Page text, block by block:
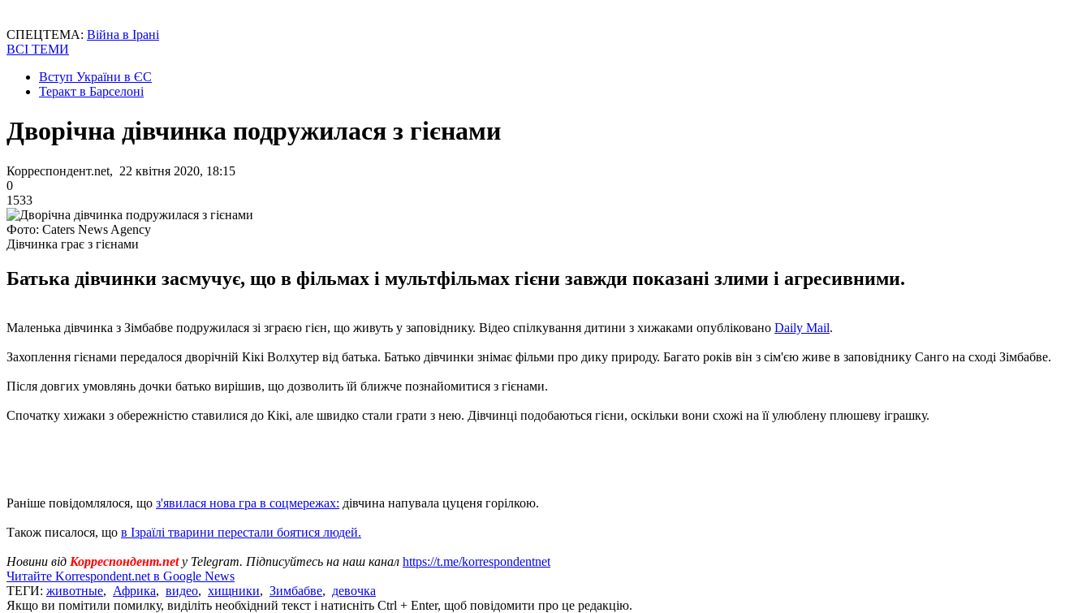
СПЕЦТЕМА: Війна в Ірані
ВСІ ТЕМИ
Вступ України в ЄС
Теракт в Барселоні
Дворічна дівчинка подружилася з гієнами
Корреспондент.net, 22 квітня 2020, 18:15
0
1533
Фото: Caters News Agency
Дівчинка грає з гієнами
Батька дівчинки засмучує, що в фільмах і мультфільмах гієни завжди показані злими і агресивними.
Маленька дівчинка з Зімбабве подружилася зі зграєю гієн, що живуть у заповіднику. Відео спілкування дитини з хижаками опубліковано Daily Mail.
Захоплення гієнами передалося дворічній Кікі Волхутер від батька. Батько дівчинки знімає фільми про дику природу. Багато років він з сім'єю живе в заповіднику Санго на сході Зімбабве.
Після довгих умовлянь дочки батько вирішив, що дозволить їй ближче познайомитися з гієнами.
Спочатку хижаки з обережністю ставилися до Кікі, але швидко стали грати з нею. Дівчинці подобаються гієни, оскільки вони схожі на її улюблену плюшеву іграшку.
Раніше повідомлялося, що з'явилася нова гра в соцмережах: дівчина напувала цуценя горілкою.
Також писалося, що в Ізраїлі тварини перестали боятися людей.
Новини від Корреспондент.net у Telegram. Підписуйтесь на наш канал https://t.me/korrespondentnet
Читайте Korrespondent.net в Google News
ТЕГИ: животные, Африка, видео, хищники, Зимбабве, девочка
Якщо ви помітили помилку, виділіть необхідний текст і натисніть Ctrl + Enter, щоб повідомити про це редакцію.